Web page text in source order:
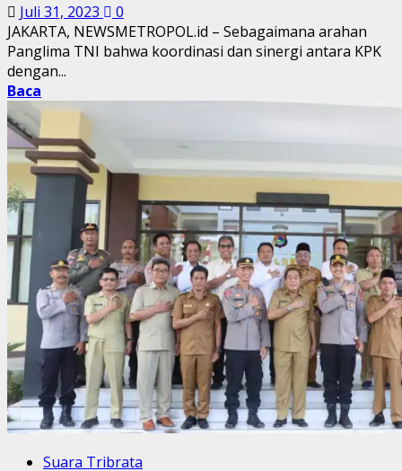
Juli 31, 2023
0
JAKARTA, NEWSMETROPOL.id – Sebagaimana arahan
Panglima TNI bahwa koordinasi dan sinergi antara KPK
dengan...
Baca
Suara Tribrata